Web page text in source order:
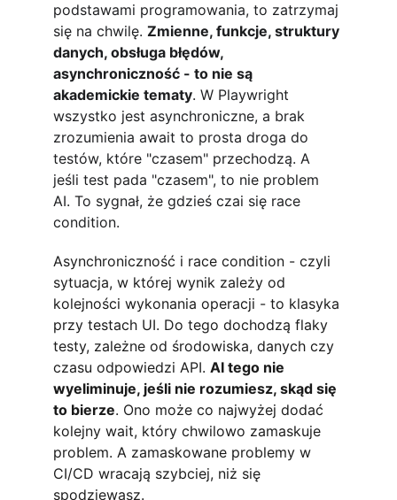
podstawami programowania, to zatrzymaj
się na chwilę. Zmienne, funkcje, struktury
danych, obsługa błędów,
asynchroniczność - to nie są
akademickie tematy. W Playwright
wszystko jest asynchroniczne, a brak
zrozumienia await to prosta droga do
testów, które "czasem" przechodzą. A
jeśli test pada "czasem", to nie problem
AI. To sygnał, że gdzieś czai się race
condition.
Asynchroniczność i race condition - czyli
sytuacja, w której wynik zależy od
kolejności wykonania operacji - to klasyka
przy testach UI. Do tego dochodzą flaky
testy, zależne od środowiska, danych czy
czasu odpowiedzi API. AI tego nie
wyeliminuje, jeśli nie rozumiesz, skąd się
to bierze. Ono może co najwyżej dodać
kolejny wait, który chwilowo zamaskuje
problem. A zamaskowane problemy w
CI/CD wracają szybciej, niż się
spodziewasz.